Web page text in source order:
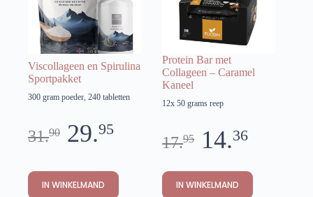
Viscollageen en Spirulina
Sportpakket
300 gram poeder, 240 tabletten
31.90 29.95
IN WINKELMAND
Protein Bar met
Collageen – Caramel
Kaneel
12x 50 grams reep
17.95 14.36
IN WINKELMAND